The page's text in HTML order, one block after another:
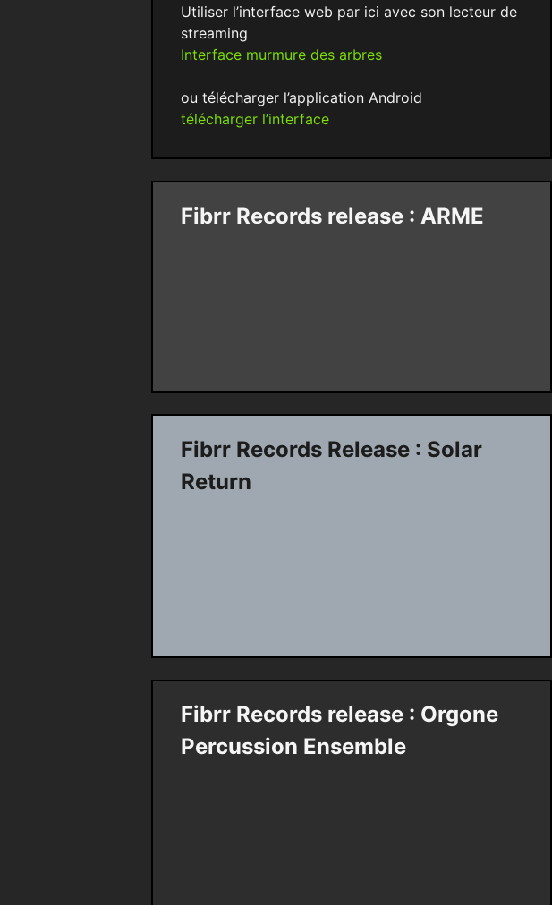
Utiliser l’interface web par ici avec son lecteur de
streaming
Interface murmure des arbres
ou télécharger l’application Android
télécharger l’interface
Fibrr Records release : ARME
Fibrr Records Release : Solar
Return
Fibrr Records release : Orgone
Percussion Ensemble